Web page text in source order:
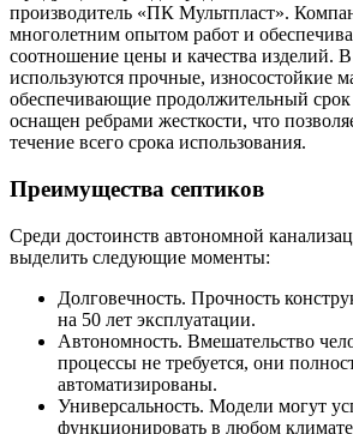
производитель «ПК Мультпласт».
многолетним опытом работ и
соотношение цены и качества изделий.
используются прочные, износостойкие
обеспечивающие продолжительный
оснащен ребрами жесткости, что
течение всего срока использования.
Преимущества септиков
Среди достоинств автономной
выделить следующие моменты:
Долговечность. Прочность
на 50 лет эксплуатации.
Автономность. Вмешательство
процессы не требуется, они
автоматизированы.
Универсальность. Модели могут
функционировать в любом